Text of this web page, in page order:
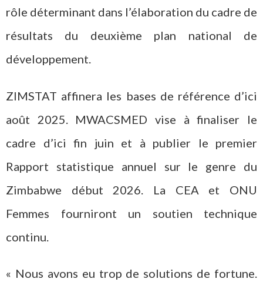
rôle déterminant dans l’élaboration du cadre de
résultats du deuxième plan national de
développement.
ZIMSTAT affinera les bases de référence d’ici
août 2025. MWACSMED vise à finaliser le
cadre d’ici fin juin et à publier le premier
Rapport statistique annuel sur le genre du
Zimbabwe début 2026. La CEA et ONU
Femmes fourniront un soutien technique
continu.
« Nous avons eu trop de solutions de fortune.